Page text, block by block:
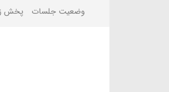
وضعیت جلسات پخش